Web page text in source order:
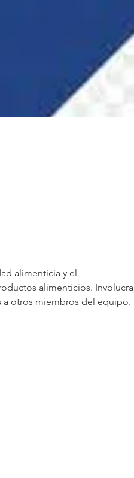
alimenticia y el
alimenticios. Involucra
a otros miembros del equipo.